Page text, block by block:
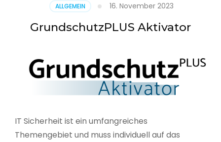
Schlacht
im
Netz
ALLGEMEIN 16. November 2023
GrundschutzPLUS Aktivator
IT Sicherheit ist ein umfangreiches
Themengebiet und muss individuell auf das